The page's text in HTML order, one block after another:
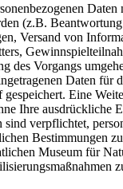
(z.B.
Versand von
des Vorgangs
Daten für
Eine
Ihre ausdrückliche
sind verpflichtet,
Bestimmungen
Museum für